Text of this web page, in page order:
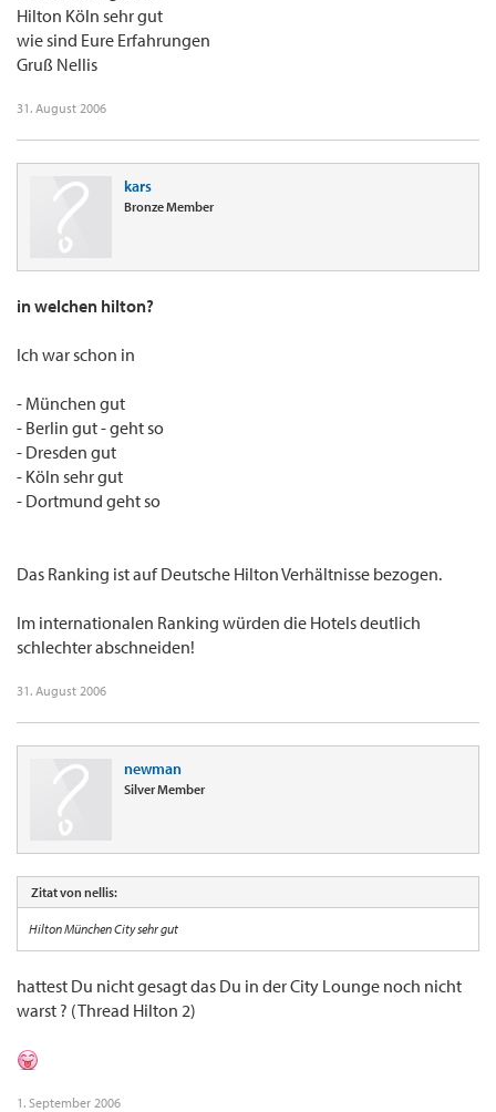
Hilton Köln sehr gut
wie sind Eure Erfahrungen
Gruß Nellis
31. August 2006
kars
Bronze Member
in welchen hilton?
Ich war schon in
- München gut
- Berlin gut - geht so
- Dresden gut
- Köln sehr gut
- Dortmund geht so
Das Ranking ist auf Deutsche Hilton Verhältnisse bezogen.
Im internationalen Ranking würden die Hotels deutlich
schlechter abschneiden!
31. August 2006
newman
Silver Member
Zitat von nellis:
Hilton München City sehr gut
hattest Du nicht gesagt das Du in der City Lounge noch nicht
warst ? (Thread Hilton 2)
1. September 2006